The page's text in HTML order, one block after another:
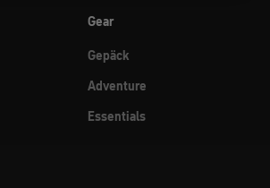
Gear
Gepäck
Adventure
Essentials